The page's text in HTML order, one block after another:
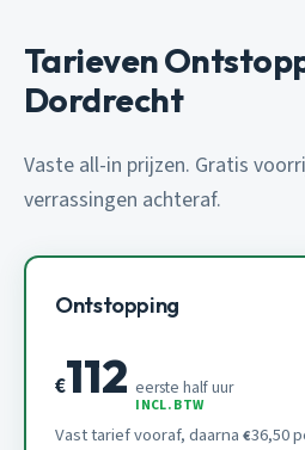
Tarieven
Dordrecht
Vaste all-in prijzen. Gratis
verrassingen achteraf.
Ontstopping
€112 eerste half uur
INCL. BTW
Vast tarief vooraf, daarna €36,50